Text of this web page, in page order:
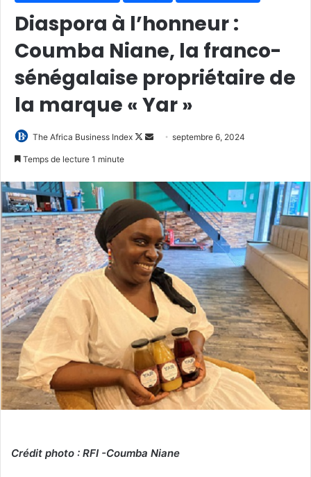
Diaspora à l’honneur :
Coumba Niane, la franco-
sénégalaise propriétaire de
la marque « Yar »
The Africa Business Index
Follow
Envoyerseptembre 6, 2024
Temps de lecture 1 minute
Crédit photo : RFI -Coumba Niane